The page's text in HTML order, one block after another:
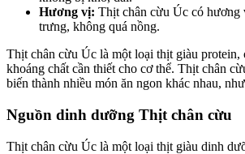
Hương vị: Thịt chân cừu Úc có hương
trưng, không quá nồng.
Thịt chân cừu Úc là một loại thịt giàu protein,
khoáng chất cần thiết cho cơ thể. Thịt chân
biến thành nhiều món ăn ngon khác nhau,
Nguồn dinh dưỡng Thịt chân cừu
Thịt chân cừu Úc là một loại thịt giàu dinh